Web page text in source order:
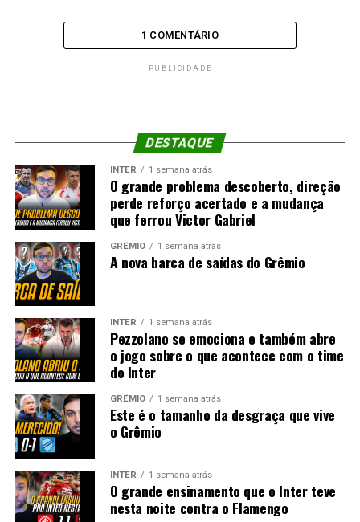
1 COMENTÁRIO
PUBLICIDADE
DESTAQUE
INTER 1 semana atrás
O grande problema descoberto, direção
perde reforço acertado e a mudança
que ferrou Victor Gabriel
GRÊMIO 1 semana atrás
A nova barca de saídas do Grêmio
INTER 1 semana atrás
Pezzolano se emociona e também abre
o jogo sobre o que acontece com o time
do Inter
GRÊMIO 1 semana atrás
Este é o tamanho da desgraça que vive
o Grêmio
INTER 1 semana atrás
O grande ensinamento que o Inter teve
nesta noite contra o Flamengo